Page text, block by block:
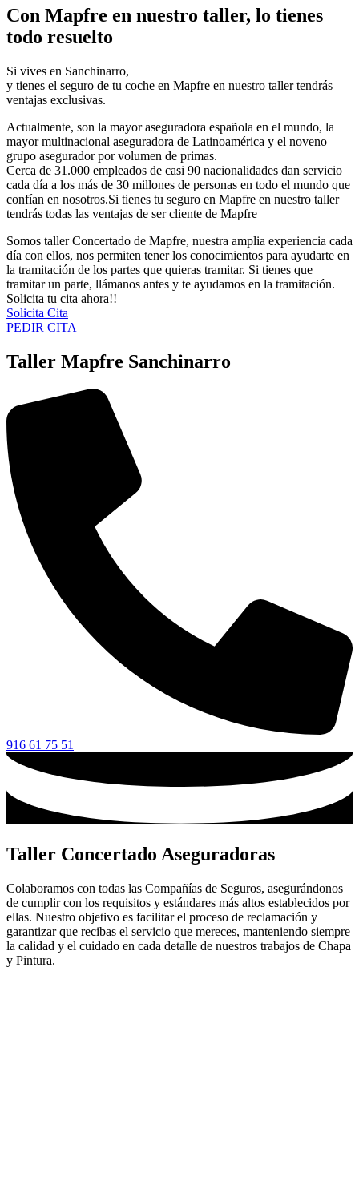
Con Mapfre en nuestro taller, lo tienes
todo resuelto
Si vives en Sanchinarro,
y tienes el seguro de tu coche en Mapfre en nuestro taller tendrás
ventajas exclusivas.
Actualmente, son la mayor aseguradora española en el mundo, la
mayor multinacional aseguradora de Latinoamérica y el noveno
grupo asegurador por volumen de primas.
Cerca de 31.000 empleados de casi 90 nacionalidades dan servicio
cada día a los más de 30 millones de personas en todo el mundo que
confían en nosotros.Si tienes tu seguro en Mapfre en nuestro taller
tendrás todas las ventajas de ser cliente de Mapfre
Somos taller Concertado de Mapfre, nuestra amplia experiencia cada
día con ellos, nos permiten tener los conocimientos para ayudarte en
la tramitación de los partes que quieras tramitar. Si tienes que
tramitar un parte, llámanos antes y te ayudamos en la tramitación.
Solicita tu cita ahora!!
Solicita Cita
PEDIR CITA
Taller Mapfre Sanchinarro
916 61 75 51
Taller Concertado Aseguradoras
Colaboramos con todas las Compañías de Seguros, asegurándonos
de cumplir con los requisitos y estándares más altos establecidos por
ellas. Nuestro objetivo es facilitar el proceso de reclamación y
garantizar que recibas el servicio que mereces, manteniendo siempre
la calidad y el cuidado en cada detalle de nuestros trabajos de Chapa
y Pintura.